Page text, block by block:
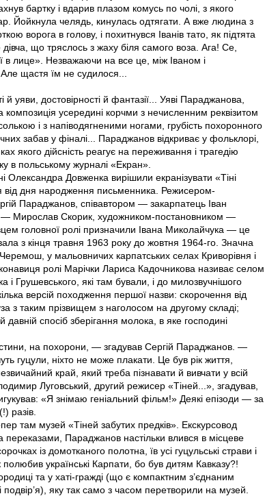
бартку і вдарив плазом комусь по чолі, з якого
Йойкнула челядь, кинулась одтягати. А вже людина з
ворога в голову, і похитнувся Іванів тато, як підтята
що тряслось з жаху біля самого воза. Ага! Се,
в лице». Незважаючи на все це, між Іваном і
щастя їм не судилося...
й уяви, достовірності й фантазії... Уяві Параджанова,
усередині корчми з нечисленним реквізитом
і з напіводягненими ногами, грубість похоронного
забав у фіналі... Параджанов відкриває у фольклорі,
якого дійсність реагує на переживання і трагедію
в польському журналі «Екран».
Олександра Довженка вирішили екранізувати «Тіні
вiд дня народження письменника. Режисером-
Параджанов, співавтором — закарпатець Іван
Мирослав Скорик, художником-постановником —
головної ролі призначили Івана Миколайчука — це
з кінця травня 1963 року до жовтня 1964-го. Значна
у мальовничих карпатських селах Криворівня і
ролі Марічки Лариса Кадочникова називає селом
Грушевського, які там бували, і до милозвучнішого
версій походження першої назви: скорочення від
з таким прізвищем з наголосом на другому складі;
спосіб зберігання молока, в яке господині
на похорони, — згадував Сергій Параджанов. —
гуцули, ніхто не може плакати. Це був рік життя,
край, який треба пізнавати й вивчати у всій
Луговський, другий режисер «Тіней...», згадував,
«Я знімаю геніальний фільм!» Деякі епізоди — за
разів.
там музей «Тіней забутих предків». Екскурсовод
Параджанов настільки влився в місцеве
із домотканого полотна, їв усі гуцульські страви і
українські Карпати, бо був дитям Кавказу?!
та у хаті-гражді (що є компактним з’єднаним
яку так само з часом перетворили на музей.